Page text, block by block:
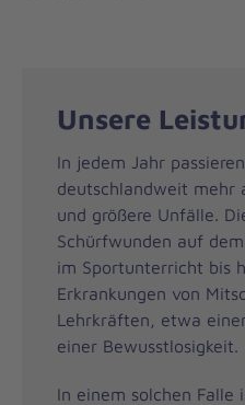
Unsere
In jedem Jahr
deutschlandweit mehr
und größere Unfälle.
Schürfwunden auf
im Sportunterricht bis
Erkrankungen von
Lehrkräften, etwa
einer Bewusstlosigkeit.
In einem solchen Falle